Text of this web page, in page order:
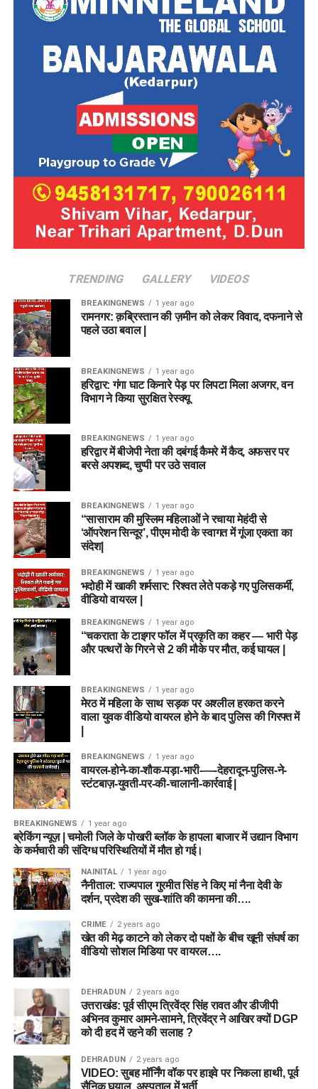
TRENDING GALLERY VIDEOS
BREAKINGNEWS 1 year ago
रामनगर: क़ब्रिस्तान की ज़मीन को लेकर विवाद, दफनाने से
पहले उठा बवाल |
BREAKINGNEWS 1 year ago
हरिद्वार: गंगा घाट किनारे पेड़ पर लिपटा मिला अजगर, वन
विभाग ने किया सुरक्षित रेस्क्यू
BREAKINGNEWS 1 year ago
हरिद्वार में बीजेपी नेता की दबंगई कैमरे में कैद, अफसर पर
बरसे अपशब्द, चुप्पी पर उठे सवाल
BREAKINGNEWS 1 year ago
“सासाराम की मुस्लिम महिलाओं ने रचाया मेहंदी से
‘ऑपरेशन सिन्दूर’, पीएम मोदी के स्वागत में गूंजा एकता का
संदेश|
BREAKINGNEWS 1 year ago
भदोही में खाकी शर्मसार: रिश्वत लेते पकड़े गए पुलिसकर्मी,
वीडियो वायरल |
BREAKINGNEWS 1 year ago
“चकराता के टाइगर फॉल में प्रकृति का कहर — भारी पेड़
और पत्थरों के गिरने से 2 की मौके पर मौत, कई घायल |
BREAKINGNEWS 1 year ago
मेरठ में महिला के साथ सड़क पर अश्लील हरकत करने
वाला युवक वीडियो वायरल होने के बाद पुलिस की गिरफ्त में
BREAKINGNEWS 1 year ago
वायरल-होने-का-शौक-पड़ा-भारी-—-देहरादून-पुलिस-ने-
स्टंटबाज़-युवती-पर-की-चालानी-कार्रवाई |
BREAKINGNEWS 1 year ago
ब्रेकिंग न्यूज़ | चमोली जिले के पोखरी ब्लॉक के हापला बाजार में उद्यान विभाग
के कर्मचारी की संदिग्ध परिस्थितियों में मौत हो गई।
NAINITAL 1 year ago
नैनीताल: राज्यपाल गुरमीत सिंह ने किए मां नैना देवी के
दर्शन, प्रदेश की सुख-शांति की कामना की….
CRIME 2 years ago
खेत की मेढ़ काटने को लेकर दो पक्षों के बीच खूनी संघर्ष का
वीडियो सोशल मिडिया पर वायरल….
DEHRADUN 2 years ago
उत्तराखंड: पूर्व सीएम त्रिवेंद्र सिंह रावत और डीजीपी
अभिनव कुमार आमने-सामने, त्रिवेंद्र ने आखिर क्यों DGP
को दी हद में रहने की सलाह ?
DEHRADUN 2 years ago
VIDEO: सुबह मॉर्निंग वॉक पर हाइवे पर निकला हाथी, पूर्व